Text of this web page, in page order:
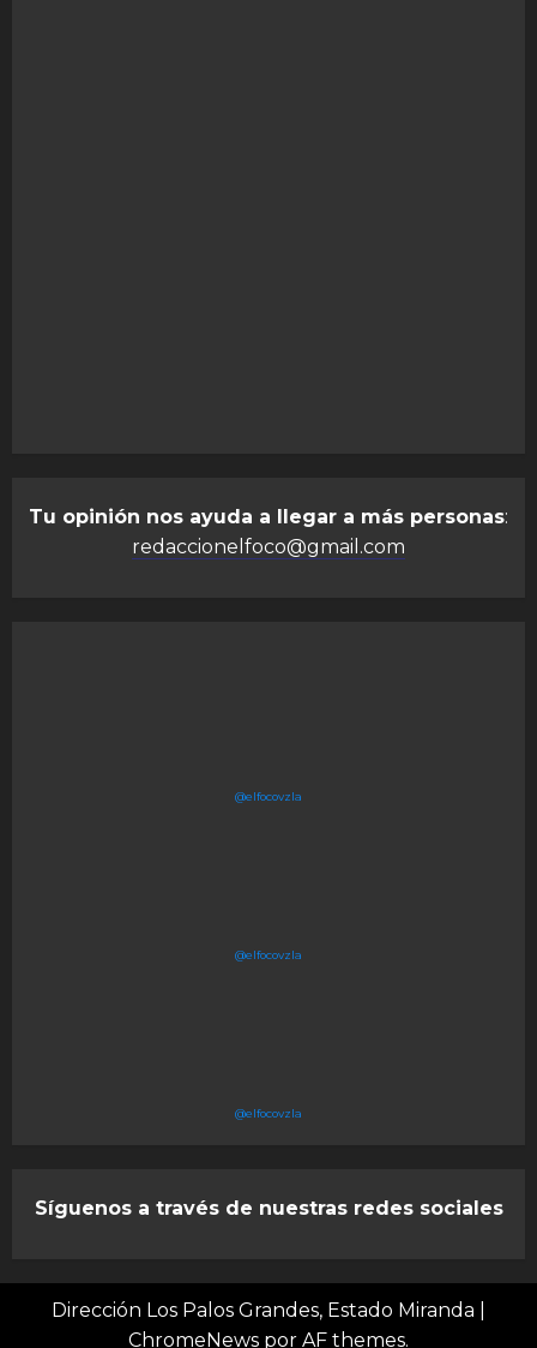
Tu opinión nos ayuda a llegar a más personas:
redaccionelfoco@gmail.com
@elfocovzla
@elfocovzla
@elfocovzla
Síguenos a través de nuestras redes sociales
Dirección Los Palos Grandes, Estado Miranda
ChromeNews por AF themes.